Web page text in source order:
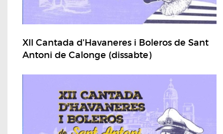
XII Cantada d'Havaneres i Boleros de Sant
Antoni de Calonge (dissabte)